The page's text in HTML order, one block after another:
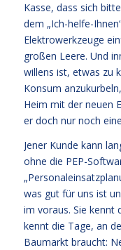
Kasse, dass sich
dem „Ich-helfe-
Elektrowerkzeuge
großen Leere. Und
willens ist, etwas zu
Konsum
Heim mit der neuen
er doch nur noch
Jener Kunde kann
ohne die PEP-
was gut für uns ist
im voraus. Sie kennt
kennt die Tage, an
Baumarkt braucht: